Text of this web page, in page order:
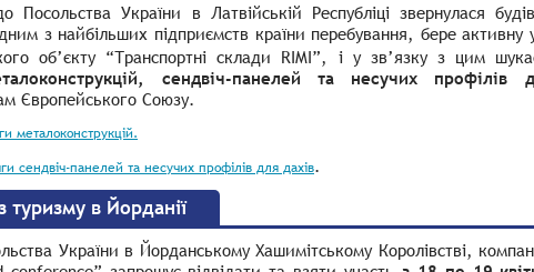
України в Латвійській Республіці звернулася
з найбільших підприємств країни перебування, бере активну
об’єкту “Транспортні склади RIMI”, і у зв’язку з цим
сендвіч-панелей та несучих профілів
Європейського Союзу.
металоконструкцій.
сендвіч-панелей та несучих профілів для дахів.
туризму в Йорданії
України в Йорданському Хашимітському Королівстві,